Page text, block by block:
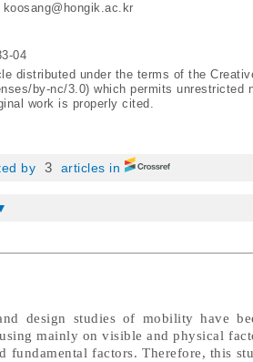
koosang@hongik.ac.kr
04
distributed under the terms of the
by-nc/3.0) which permits unrestricted
work is properly cited.
by 3 articles in
design studies of mobility have
mainly on visible and physical
fundamental factors. Therefore, this